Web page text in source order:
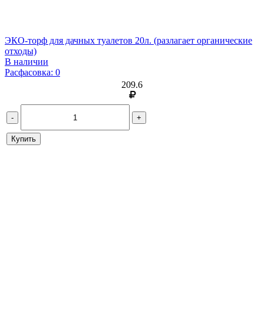
ЭКО-торф для дачных туалетов 20л. (разлагает органические
отходы)
В наличии
Расфасовка: 0
209.6
- +
Купить